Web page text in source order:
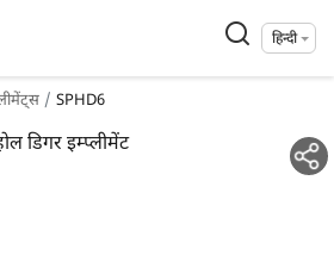
हिन्दी
SPHD6